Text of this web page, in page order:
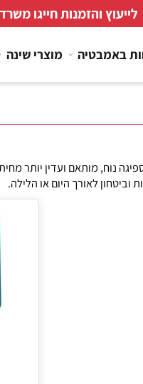
והזמנות חייגו משרד
מוצרי שינה
מותאם ועדין יותר
לאורך היום או הלילה.